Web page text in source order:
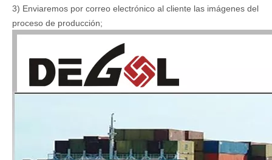
3) Enviaremos por correo electrónico al cliente las imágenes del
proceso de producción;